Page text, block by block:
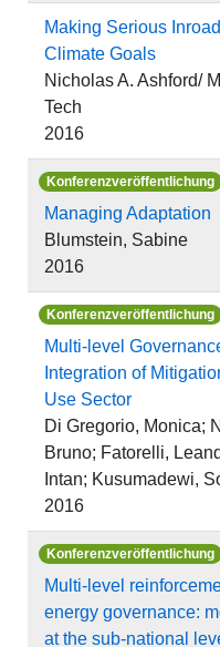
Making Serious
Climate Goals
Nicholas A. Ashford/
Tech
2016
Konferenzveröffentlichung
Managing Adaptation
Blumstein, Sabine
2016
Konferenzveröffentlichung
Multi-level
Integration of
Use Sector
Di Gregorio, Monica;
Bruno; Fatorelli,
Intan; Kusumadewi,
2016
Konferenzveröffentlichung
Multi-level
energy governance:
at the sub-national